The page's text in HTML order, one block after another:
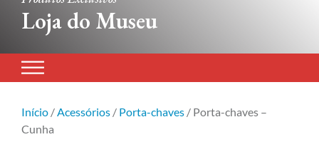
Loja do Museu
Início /Acessórios / Porta-chaves / Porta-chaves –
Cunha